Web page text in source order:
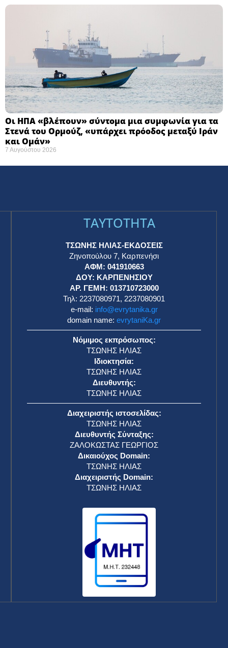
Οι ΗΠΑ «βλέπουν» σύντομα μια συμφωνία για τα
Στενά του Ορμούζ, «υπάρχει πρόοδος μεταξύ Ιράν
και Ομάν»
7 Αυγούστου 2026
TAYTOTHTA
ΤΣΩΝΗΣ ΗΛΙΑΣ-ΕΚΔΟΣΕΙΣ
Ζηνοπούλου 7, Καρπενήσι
ΑΦΜ: 041910663
ΔΟΥ: ΚΑΡΠΕΝΗΣΙΟΥ
ΑΡ. ΓΕΜΗ: 013710723000
Τηλ: 2237080971, 2237080901
e-mail: info@evrytanika.gr
domain name: evrytaniKa.gr
Νόμιμος εκπρόσωπος:
ΤΣΩΝΗΣ ΗΛΙΑΣ
Ιδιοκτησία:
ΤΣΩΝΗΣ ΗΛΙΑΣ
Διευθυντής:
ΤΣΩΝΗΣ ΗΛΙΑΣ
Διαχειριστής ιστοσελίδας:
ΤΣΩΝΗΣ ΗΛΙΑΣ
Διευθυντής Σύνταξης:
ΖΑΛΟΚΩΣΤΑΣ ΓΕΩΡΓΙΟΣ
Δικαιούχος Domain:
ΤΣΩΝΗΣ ΗΛΙΑΣ
Διαχειριστής Domain:
ΤΣΩΝΗΣ ΗΛΙΑΣ